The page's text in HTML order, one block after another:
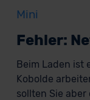
Mini
Fehler:
Beim Laden ist
Kobolde
sollten Sie